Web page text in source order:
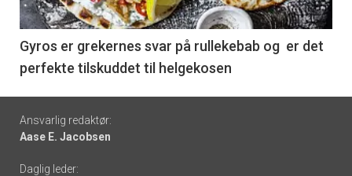
-
6
Gyros er grekernes svar på rullekebab og er det
perfekte tilskuddet til helgekosen
Footer
-
Ansvarlig redaktør:
Aase E. Jacobsen
Daglig leder: